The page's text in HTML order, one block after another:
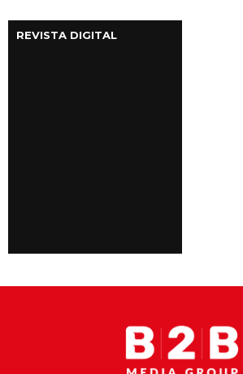
REVISTA DIGITAL